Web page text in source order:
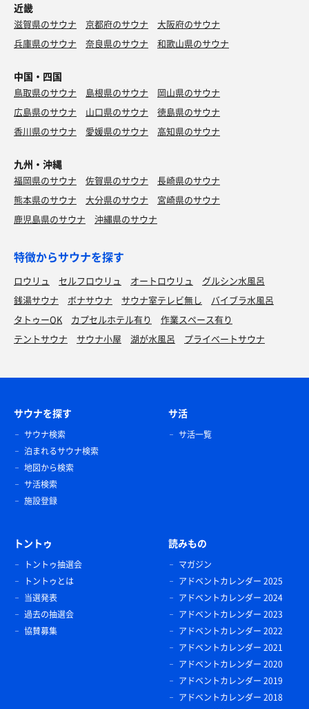
近畿
滋賀県のサウナ 京都府のサウナ
大阪府のサウナ
兵庫県のサウナ
奈良県のサウナ 和歌山県のサウナ
中国・四国
鳥取県のサウナ 島根県のサウナ
岡山県のサウナ
広島県のサウナ
山口県のサウナ
徳島県のサウナ
香川県のサウナ
愛媛県のサウナ 高知県のサウナ
九州・沖縄
福岡県のサウナ 佐賀県のサウナ
長崎県のサウナ
熊本県のサウナ
大分県のサウナ
宮崎県のサウナ
鹿児島県のサウナ
沖縄県のサウナ
特徴からサウナを探す
ロウリュ セルフロウリュ オートロウリュ
グルシン水風呂
銭湯サウナ
ボナサウナ サウナ室テレビ無し
バイブラ水風呂
タトゥーOK
カプセルホテル有り
作業スペース有り
テントサウナ
サウナ小屋 湖が水風呂 プライベートサウナ
サウナを探す
サウナ検索
泊まれるサウナ検索
地図から検索
サ活検索
施設登録
サ活
サ活一覧
トントゥ
トントゥ抽選会
トントゥとは
当選発表
過去の抽選会
協賛募集
読みもの
マガジン
アドベントカレンダー 2025
アドベントカレンダー 2024
アドベントカレンダー 2023
アドベントカレンダー 2022
アドベントカレンダー 2021
アドベントカレンダー 2020
アドベントカレンダー 2019
アドベントカレンダー 2018